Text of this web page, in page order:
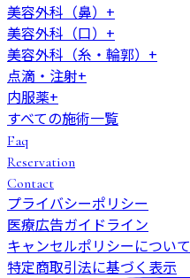
美容外科（鼻） +
美容外科（口） +
美容外科（糸・輪郭） +
点滴・注射+
内服薬+
すべての施術一覧
Faq
Reservation
Contact
プライバシーポリシー
医療広告ガイドライン
キャンセルポリシーについて
特定商取引法に基づく表示